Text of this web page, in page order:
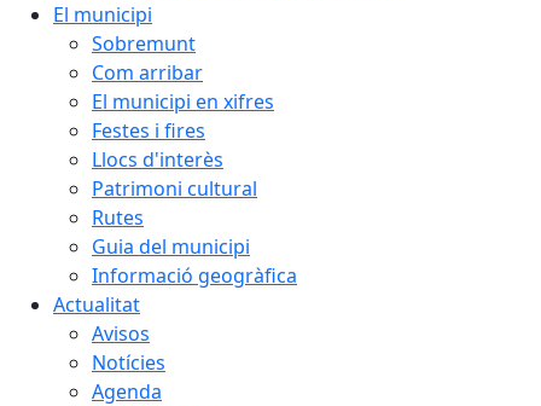
El municipi
Sobremunt
Com arribar
El municipi en xifres
Festes i fires
Llocs d'interès
Patrimoni cultural
Rutes
Guia del municipi
Informació geogràfica
Actualitat
Avisos
Notícies
Agenda